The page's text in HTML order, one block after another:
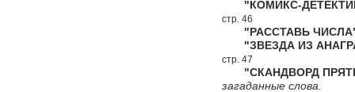
"КОМИКС-
стр. 46
"РАССТАВЬ
"ЗВЕЗДА ИЗ
стр. 47
"СКАНДВОРД
загаданные слова.